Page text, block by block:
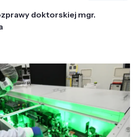
doktorskiej mgr.